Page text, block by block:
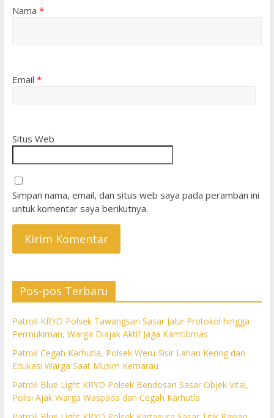
Nama *
Email *
Situs Web
Simpan nama, email, dan situs web saya pada peramban ini
untuk komentar saya berikutnya.
Pos-pos Terbaru
Patroli KRYD Polsek Tawangsari Sasar Jalur Protokol hingga
Permukiman, Warga Diajak Aktif Jaga Kamtibmas
Patroli Cegah Karhutla, Polsek Weru Sisir Lahan Kering dan
Edukasi Warga Saat Musim Kemarau
Patroli Blue Light KRYD Polsek Bendosari Sasar Objek Vital,
Polisi Ajak Warga Waspada dan Cegah Karhutla